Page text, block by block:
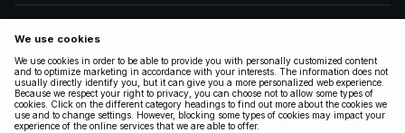
VOLG ONS
LEGAAL